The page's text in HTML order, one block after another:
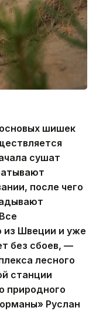
шишек
сушат
после чего
из Швеции и уже
без сбоев, —
лесного
станции
природного
Руслан